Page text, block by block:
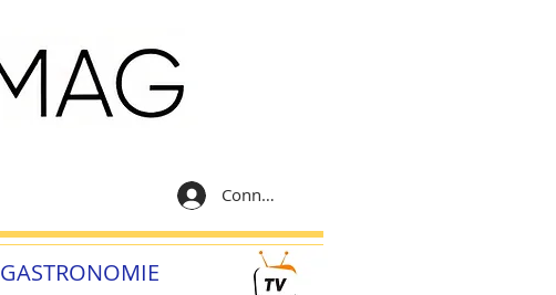
Connexion
GASTRONOMIE